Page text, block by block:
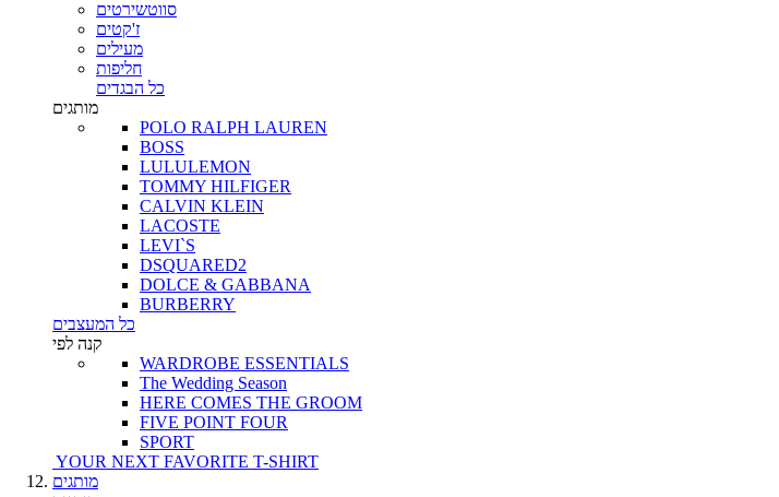
סווטשירטים
ז'קטים
מעילים
חליפות
כל הבגדים
מותגים
POLO RALPH LAUREN
BOSS
LULULEMON
TOMMY HILFIGER
CALVIN KLEIN
LACOSTE
LEVI`S
DSQUARED2
DOLCE & GABBANA
BURBERRY
כל המעצבים
קנה לפי
WARDROBE ESSENTIALS
The Wedding Season
HERE COMES THE GROOM
FIVE POINT FOUR
SPORT
YOUR NEXT FAVORITE T-SHIRT
מותגים